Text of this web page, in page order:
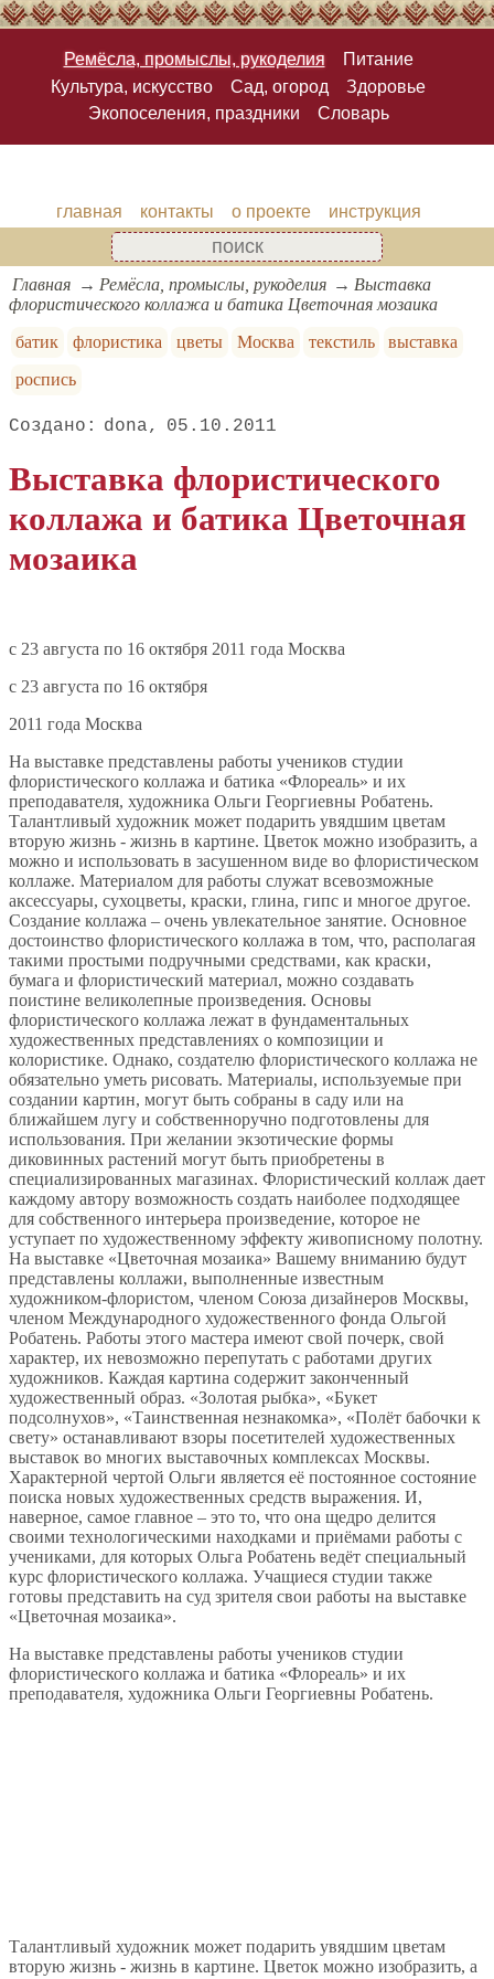
Ремёсла, промыслы, рукоделия
Питание
Культура, искусство
Сад, огород
Здоровье
Экопоселения, праздники
Словарь
главная контакты о проекте инструкция
Главная Ремёсла, промыслы, рукоделия
Выставка
флористического коллажа и батика Цветочная мозаика
батик
флористика цветы Москва текстиль
выставка
роспись
dona 05.10.2011
Выставка флористического
коллажа и батика Цветочная
мозаика
c 23 августа по 16 октября 2011 года Москва
c 23 августа по 16 октября
2011 года Москва
На выставке представлены работы учеников студии
флористического коллажа и батика «Флореаль» и их
преподавателя, художника Ольги Георгиевны Робатень.
Талантливый художник может подарить увядшим цветам
вторую жизнь - жизнь в картине. Цветок можно изобразить, а
можно и использовать в засушенном виде во флористическом
коллаже. Материалом для работы служат всевозможные
аксессуары, сухоцветы, краски, глина, гипс и многое другое.
Создание коллажа – очень увлекательное занятие. Основное
достоинство флористического коллажа в том, что, располагая
такими простыми подручными средствами, как краски,
бумага и флористический материал, можно создавать
поистине великолепные произведения. Основы
флористического коллажа лежат в фундаментальных
художественных представлениях о композиции и
колористике. Однако, создателю флористического коллажа не
обязательно уметь рисовать. Материалы, используемые при
создании картин, могут быть собраны в саду или на
ближайшем лугу и собственноручно подготовлены для
использования. При желании экзотические формы
диковинных растений могут быть приобретены в
специализированных магазинах. Флористический коллаж дает
каждому автору возможность создать наиболее подходящее
для собственного интерьера произведение, которое не
уступает по художественному эффекту живописному полотну.
На выставке «Цветочная мозаика» Вашему вниманию будут
представлены коллажи, выполненные известным
художником-флористом, членом Союза дизайнеров Москвы,
членом Международного художественного фонда Ольгой
Робатень. Работы этого мастера имеют свой почерк, свой
характер, их невозможно перепутать с работами других
художников. Каждая картина содержит законченный
художественный образ. «Золотая рыбка», «Букет
подсолнухов», «Таинственная незнакомка», «Полёт бабочки к
свету» останавливают взоры посетителей художественных
выставок во многих выставочных комплексах Москвы.
Характерной чертой Ольги является её постоянное состояние
поиска новых художественных средств выражения. И,
наверное, самое главное – это то, что она щедро делится
своими технологическими находками и приёмами работы с
учениками, для которых Ольга Робатень ведёт специальный
курс флористического коллажа. Учащиеся студии также
готовы представить на суд зрителя свои работы на выставке
«Цветочная мозаика».
На выставке представлены работы учеников студии
флористического коллажа и батика «Флореаль» и их
преподавателя, художника Ольги Георгиевны Робатень.
Талантливый художник может подарить увядшим цветам
вторую жизнь - жизнь в картине. Цветок можно изобразить, а